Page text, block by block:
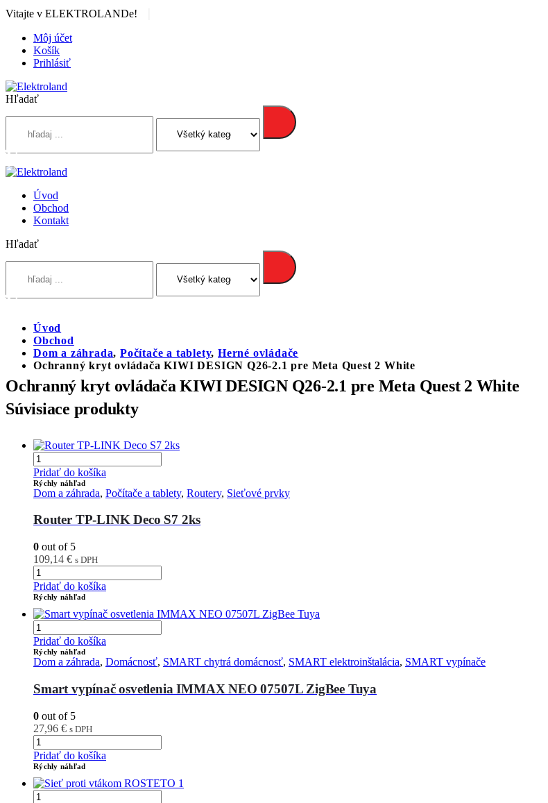
Vitajte v ELEKTROLANDe!
Môj účet
Košík
Prihlásiť
Hľadať
Úvod
Obchod
Kontakt
Hľadať
Úvod
Obchod
Dom a záhrada,Počítače a tablety,Herné ovládače
Ochranný kryt ovládača KIWI DESIGN Q26-2.1 pre Meta Quest 2 White
Ochranný kryt ovládača KIWI DESIGN Q26-2.1 pre Meta Quest 2 White
Súvisiace produkty
Pridať do košíka
Rýchly náhľad
Dom a záhrada, Počítače a tablety, Routery, Sieťové prvky
Router TP-LINK Deco S7 2ks
0 out of 5
109,14 € s DPH
Pridať do košíka
Rýchly náhľad
Pridať do košíka
Rýchly náhľad
Dom a záhrada, Domácnosť, SMART chytrá domácnosť, SMART elektroinštalácia, SMART vypínače
Smart vypínač osvetlenia IMMAX NEO 07507L ZigBee Tuya
0 out of 5
27,96 € s DPH
Pridať do košíka
Rýchly náhľad